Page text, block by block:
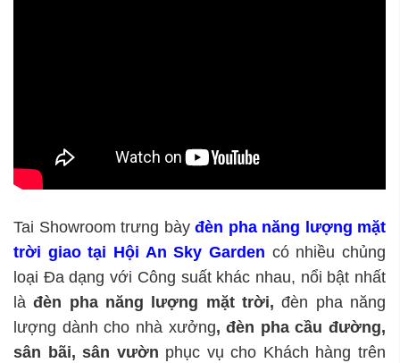
Tai Showroom trưng bày đèn pha năng lượng mặt
trời giao tại Hội An Sky Garden có nhiều chủng
loại Đa dạng với Công suất khác nhau, nổi bật nhất
làđèn pha năng lượng mặt trời,đèn pha năng
lượng dành cho nhà xưởng, đèn pha cầu đường,
sân bãi, sân vườn phục vụ cho Khách hàng trên